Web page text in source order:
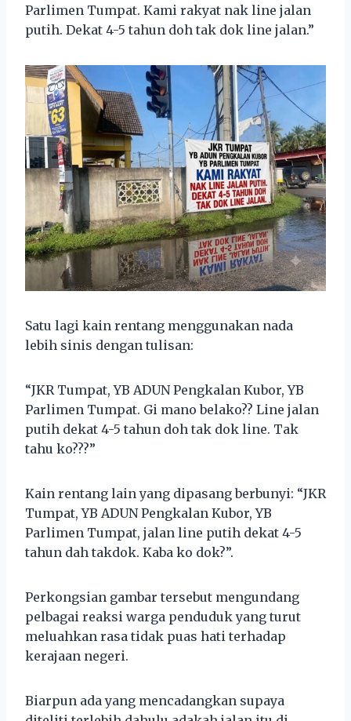
Parlimen Tumpat. Kami rakyat nak line jalan
putih. Dekat 4-5 tahun doh tak dok line jalan.”
Satu lagi kain rentang menggunakan nada
lebih sinis dengan tulisan:
“JKR Tumpat, YB ADUN Pengkalan Kubor, YB
Parlimen Tumpat. Gi mano belako?? Line jalan
putih dekat 4-5 tahun doh tak dok line. Tak
tahu ko???”
Kain rentang lain yang dipasang berbunyi: “JKR
Tumpat, YB ADUN Pengkalan Kubor, YB
Parlimen Tumpat, jalan line putih dekat 4-5
tahun dah takdok. Kaba ko dok?”.
Perkongsian gambar tersebut mengundang
pelbagai reaksi warga penduduk yang turut
meluahkan rasa tidak puas hati terhadap
kerajaan negeri.
Biarpun ada yang mencadangkan supaya